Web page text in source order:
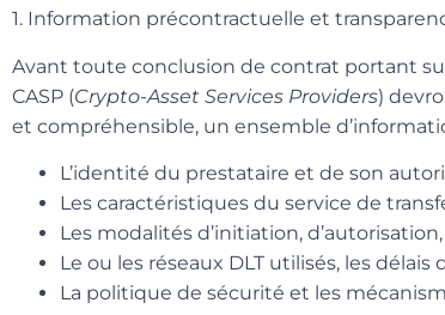
1. Information précontractuelle et
Avant toute conclusion de contrat portant
CASP (Crypto-Asset Services Providers)
et compréhensible, un ensemble
L’identité du prestataire et de son
Les caractéristiques du service de
Les modalités d’initiation,
Le ou les réseaux DLT utilisés, les délais
La politique de sécurité et les